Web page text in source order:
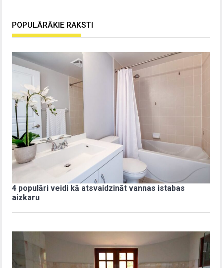
POPULĀRĀKIE RAKSTI
4 populāri veidi kā atsvaidzināt vannas istabas
aizkaru